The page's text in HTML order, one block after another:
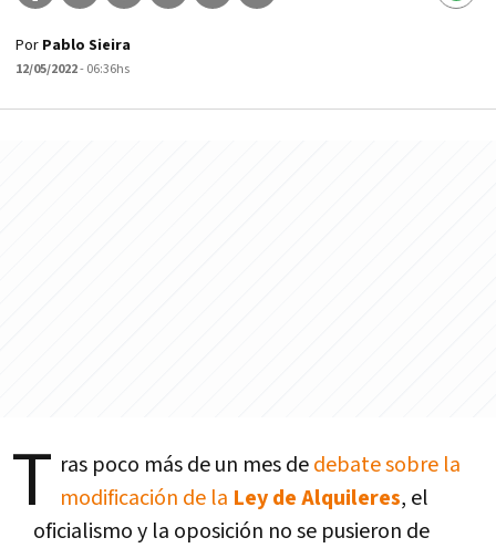
Por Pablo Sieira
12/05/2022- 06:36hs
T ras poco más de un mes dedebate sobre la
modificación de la Ley de Alquileres, el
oficialismo y la oposición no se pusieron de